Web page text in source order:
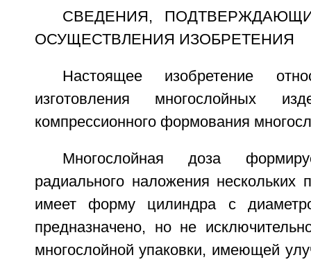
СВЕДЕНИЯ,
ОСУЩЕСТВЛЕНИЯ ИЗОБРЕТЕНИЯ
Настоящее изобретение
изготовления многослойных
компрессионного формования
Многослойная доза
радиального наложения
имеет форму цилиндра с
предназначено, но не
многослойной упаковки, имеющей